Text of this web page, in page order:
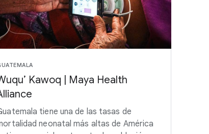
Kawoq | Maya Health
tiene una de las tasas de
neonatal más altas de América